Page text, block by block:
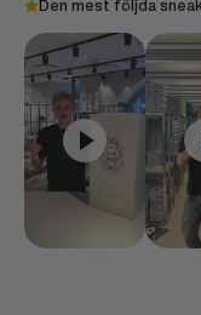
Den mest följda